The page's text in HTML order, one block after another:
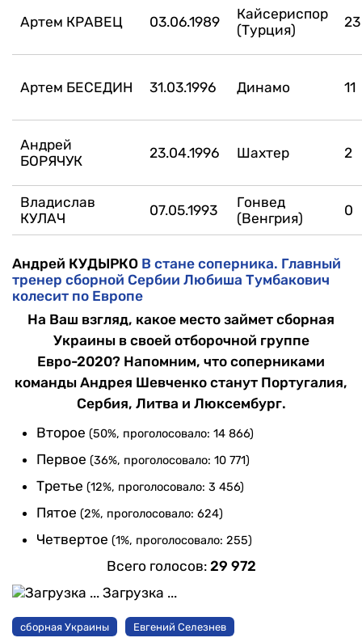
Артем КРАВЕЦ 03.06.1989
Кайсериспор
(Турция)
23
Артем БЕСЕДИН 31.03.1996 Динамо 11
Андрей
БОРЯЧУК
23.04.1996 Шахтер 2
Владислав
КУЛАЧ
07.05.1993
Гонвед
(Венгрия)
0
Андрей КУДЫРКО В стане соперника. Главный
тренер сборной Сербии Любиша Тумбакович
колесит по Европе
На Ваш взгляд, какое место займет сборная
Украины в своей отборочной группе
Евро-2020? Напомним, что соперниками
команды Андрея Шевченко станут Португалия,
Сербия, Литва и Люксембург.
Второе (50%, проголосовало: 14 866)
Первое (36%, проголосовало: 10 771)
Третье (12%, проголосовало: 3 456)
Пятое (2%, проголосовало: 624)
Четвертое (1%, проголосовало: 255)
Всего голосов: 29 972
Загрузка ...
сборная Украины Евгений Селезнев